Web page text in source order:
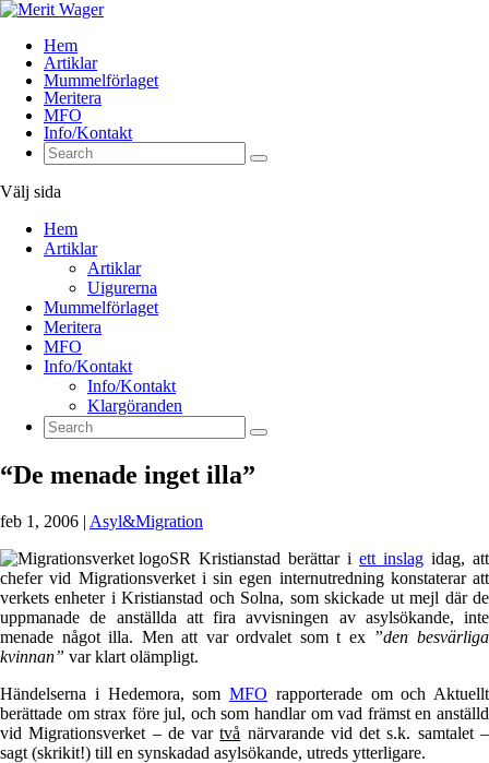
Hem
Artiklar
Mummelförlaget
Meritera
MFO
Info/Kontakt
Välj sida
Hem
Artiklar
Artiklar
Uigurerna
Mummelförlaget
Meritera
MFO
Info/Kontakt
Info/Kontakt
Klargöranden
“De menade inget illa”
feb 1, 2006 | Asyl&Migration
SR Kristianstad berättar i ett inslag idag, att
chefer vid Migrationsverket i sin egen internutredning konstaterar att
verkets enheter i Kristianstad och Solna, som skickade ut mejl där de
uppmanade de anställda att fira avvisningen av asylsökande, inte
menade något illa. Men att var ordvalet som t ex ”den besvärliga
kvinnan” var klart olämpligt.
Händelserna i Hedemora, som MFO rapporterade om och Aktuellt
berättade om strax före jul, och som handlar om vad främst en anställd
vid Migrationsverket – de vartvå närvarande vid det s.k. samtalet –
sagt (skrikit!) till en synskadad asylsökande, utreds ytterligare.